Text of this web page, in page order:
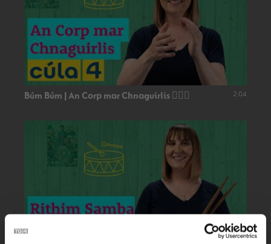
Búm Búm | An Corp mar Chnaguirlis 👂🏻🥁 2:04